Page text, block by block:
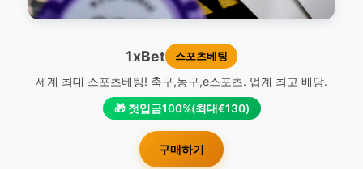
1xBet 스포츠베팅
세계 최대 스포츠베팅! 축구,농구,e스포츠. 업계 최고 배당.
🎁 첫입금100%(최대€130)
구매하기